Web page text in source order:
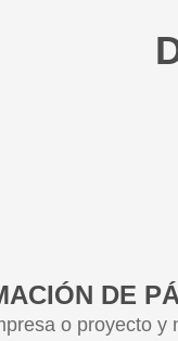
DE
o proyecto